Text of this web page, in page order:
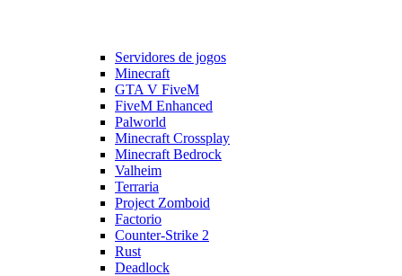
Servidores de jogos
Minecraft
GTA V FiveM
FiveM Enhanced
Palworld
Minecraft Crossplay
Minecraft Bedrock
Valheim
Terraria
Project Zomboid
Factorio
Counter-Strike 2
Rust
Deadlock